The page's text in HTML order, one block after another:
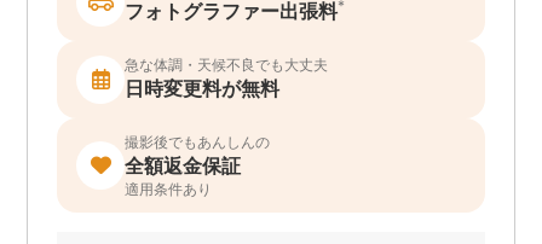
フォトグラファー出張料*
急な体調・天候不良でも大丈夫
日時変更料が無料
撮影後でもあんしんの
全額返金保証
適用条件あり